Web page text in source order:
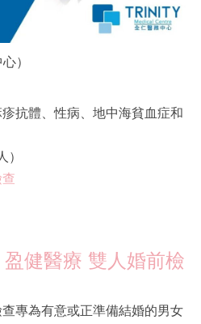
）
抗體、性病、地中海貧血症和
）
健醫療 雙人婚前檢
專為有意或正準備結婚的男女